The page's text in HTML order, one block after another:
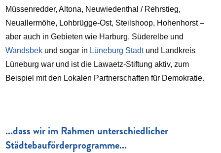
Müssenredder, Altona, Neuwiedenthal / Rehrstieg,
Neuallermöhe, Lohbrügge-Ost, Steilshoop, Hohenhorst –
aber auch in Gebieten wie Harburg, Süderelbe und
Wandsbek und sogar in Lüneburg Stadtund Landkreis
Lüneburg war und ist die Lawaetz-Stiftung aktiv, zum
Beispiel mit den Lokalen Partnerschaften für Demokratie.
...dass wir im Rahmen unterschiedlicher
Städtebauförderprogramme...